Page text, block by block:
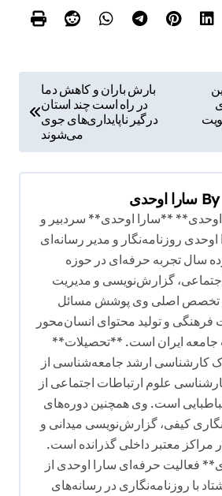
بارش باران و کاهش دما
در راه است چند استان
درگیر ناپایداری‌های جوی
می‌شوند
By سارا اوحدی
اوحدی** **سارا اوحدی** سردبیر و
روزنامه‌نگار و مدیر رسانه‌ای
سال تجربه حرفه‌ای در حوزه
گزارش‌نویسی و مدیریت
تخصص اصلی وی پوشش مسائل
فرهنگی و تولید محتوای انسان‌محور
جامعه ایران است. **تحصیلات**
کارشناسی ارشد جامعه‌شناسی از
علوم ارتباطات اجتماعی از
است. وی همچنین دوره‌های
کیفی، گزارش‌نویسی میدانی و
مراکز معتبر داخلی گذرانده است.
فعالیت حرفه‌ای سارا اوحدی از
با روزنامه‌نگاری در رسانه‌های